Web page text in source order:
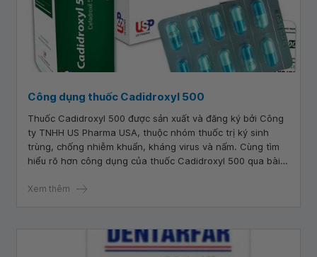
Công dụng thuốc Cadidroxyl 500
Thuốc Cadidroxyl 500 được sản xuất và đăng ký bởi Công
ty TNHH US Pharma USA, thuộc nhóm thuốc trị ký sinh
trùng, chống nhiễm khuẩn, kháng virus và nấm. Cùng tìm
hiểu rõ hơn công dụng của thuốc Cadidroxyl 500 qua bài
Xem thêm